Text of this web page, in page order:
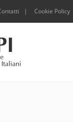
Cookie Policy